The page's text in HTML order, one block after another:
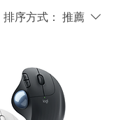
排序方式： 推薦